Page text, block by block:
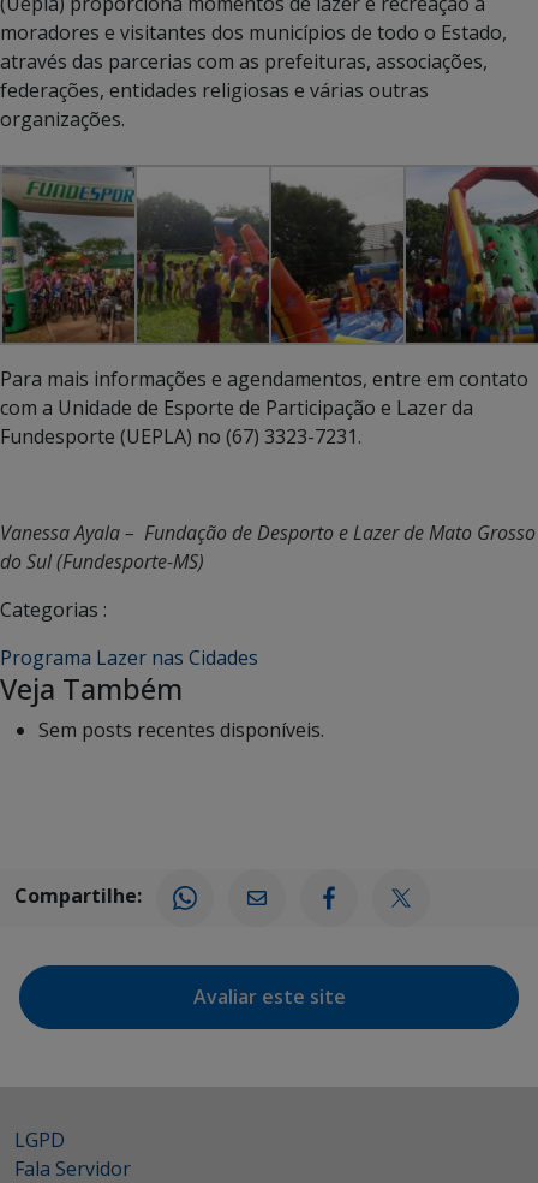
moradores e visitantes dos municípios de todo o Estado,
através das parcerias com as prefeituras, associações,
federações, entidades religiosas e várias outras
organizações.
Para mais informações e agendamentos, entre em contato
com a Unidade de Esporte de Participação e Lazer da
Fundesporte (UEPLA) no (67) 3323-7231.
Vanessa Ayala – Fundação de Desporto e Lazer de Mato Grosso
do Sul (Fundesporte-MS)
Categorias :
Programa Lazer nas Cidades
Veja Também
Sem posts recentes disponíveis.
Compartilhe:
Avaliar este site
LGPD
Fala Servidor